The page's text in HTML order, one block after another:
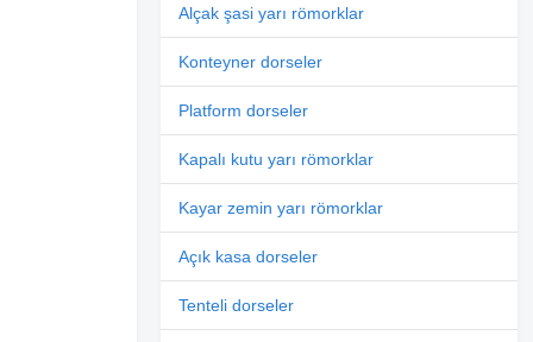
Alçak şasi yarı römorklar
Konteyner dorseler
Platform dorseler
Kapalı kutu yarı römorklar
Kayar zemin yarı römorklar
Açık kasa dorseler
Tenteli dorseler